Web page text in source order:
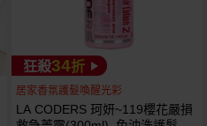
狂殺34折
居家香氛護髮喚醒光彩
LA CODERS 珂妍~119櫻花嚴損